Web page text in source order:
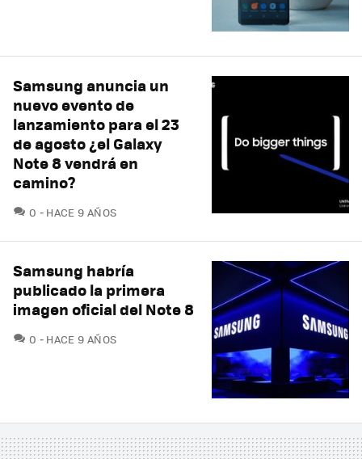
Samsung anuncia un
nuevo evento de
lanzamiento para el 23
de agosto ¿el Galaxy
Note 8 vendrá en
camino?
0 COMENTARIOS
HACE 9 AÑOS
Samsung habría
publicado la primera
imagen oficial del Note 8
0 COMENTARIOS
HACE 9 AÑOS